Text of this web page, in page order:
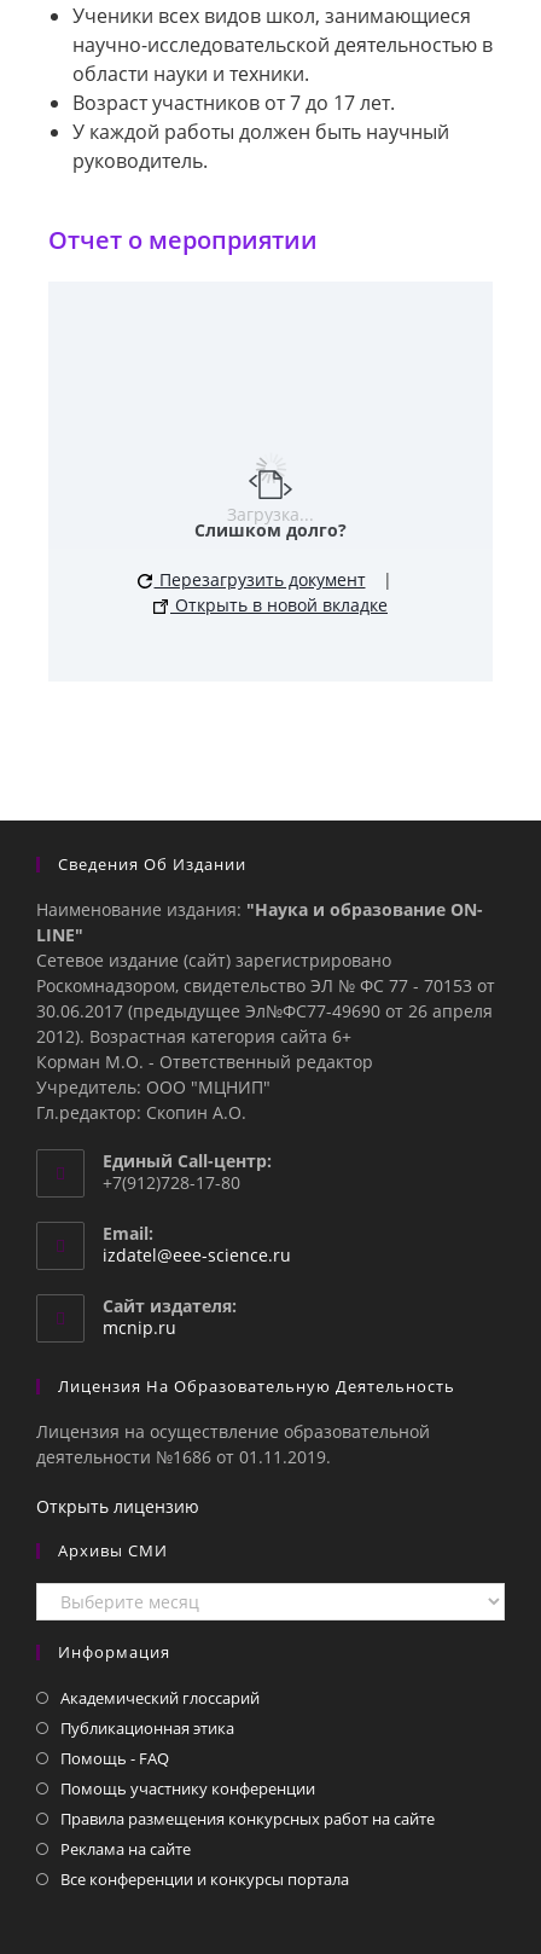
Ученики всех видов школ, занимающиеся
научно-исследовательской деятельностью в
области науки и техники.
Возраст участников от 7 до 17 лет.
У каждой работы должен быть научный
руководитель.
Отчет о мероприятии
Загрузка...
Слишком долго?
Перезагрузить документ
|
Открыть в новой вкладке
Сведения Об Издании
Наименование издания: "Наука и образование ON-
LINE"
Сетевое издание (сайт) зарегистрировано
Роскомнадзором, свидетельство ЭЛ № ФС 77 - 70153 от
30.06.2017 (предыдущее Эл№ФC77-49690 от 26 апреля
2012). Возрастная категория сайта 6+
Корман М.О. - Ответственный редактор
Учредитель: ООО "МЦНИП"
Гл.редактор: Скопин А.О.
Единый Call-центр:
+7(912)728-17-80
Email:
izdatel@eee-science.ru
Сайт издателя:
mcnip.ru
Лицензия На Образовательную Деятельность
Лицензия на осуществление образовательной
деятельности №1686 от 01.11.2019.
Открыть лицензию
Архивы СМИ
Архивы
СМИ
Информация
Академический глоссарий
Публикационная этика
Помощь - FAQ
Помощь участнику конференции
Правила размещения конкурсных работ на сайте
Реклама на сайте
Все конференции и конкурсы портала